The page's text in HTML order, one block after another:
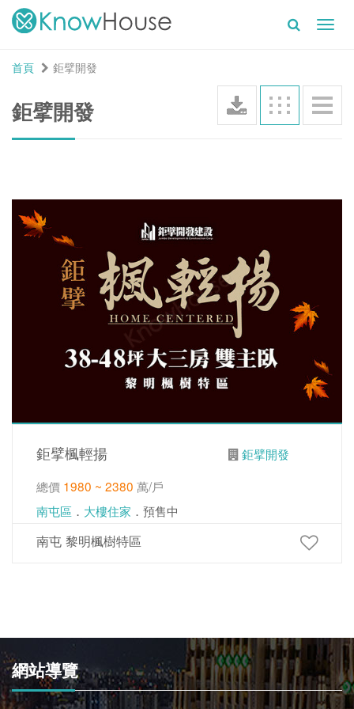
首頁
鉅擘開發
鉅擘開發
鉅擘楓輕揚
鉅擘開發
總價 1980 ~ 2380 萬/戶
南屯區 ． 大樓住家 ．預售中
南屯 黎明楓樹特區
網站導覽